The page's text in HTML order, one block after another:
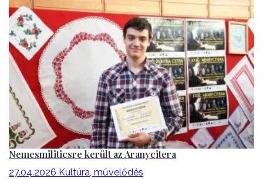
Nemesmiliticsre került az Aranycitera
27.04.2026 Kultúra, művelődés